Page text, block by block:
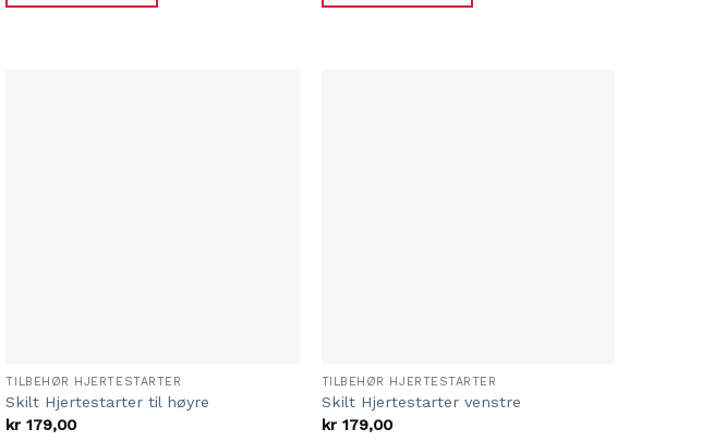
TILBEHØR HJERTESTARTER
Skilt Hjertestarter til høyre
kr 179,00
TILBEHØR HJERTESTARTER
Skilt Hjertestarter venstre
kr179,00